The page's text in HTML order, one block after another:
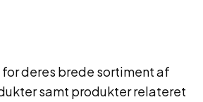
for deres brede sortiment af
samt produkter relateret